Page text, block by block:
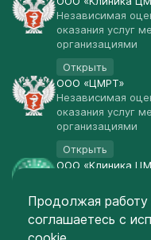
Независимая
оказания услуг
организациями
Открыть
ООО «ЦМРТ»
Независимая
оказания услуг
организациями
Открыть
ООО «Клиника
Открыть
© Клиника ЦМД 2003-
Продолжая работу
соглашаетесь с